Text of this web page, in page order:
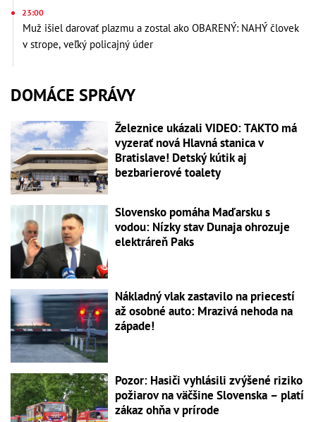
23:00
Muž išiel darovať plazmu a zostal ako OBARENÝ: NAHÝ človek
v strope, veľký policajný úder
DOMÁCE SPRÁVY
Železnice ukázali VIDEO: TAKTO má
vyzerať nová Hlavná stanica v
Bratislave! Detský kútik aj
bezbarierové toalety
Slovensko pomáha Maďarsku s
vodou: Nízky stav Dunaja ohrozuje
elektráreň Paks
Nákladný vlak zastavilo na priecestí
až osobné auto: Mrazivá nehoda na
západe!
Pozor: Hasiči vyhlásili zvýšené riziko
požiarov na väčšine Slovenska – platí
zákaz ohňa v prírode